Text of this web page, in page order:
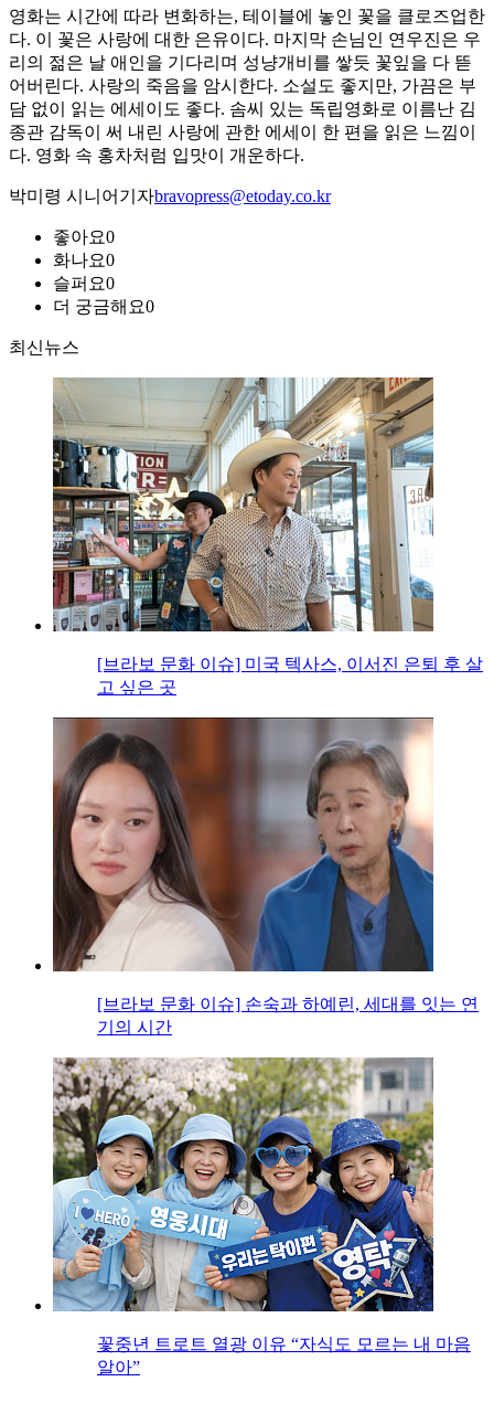
영화는 시간에 따라 변화하는, 테이블에 놓인 꽃을 클로즈업한
다. 이 꽃은 사랑에 대한 은유이다. 마지막 손님인 연우진은 우
리의 젊은 날 애인을 기다리며 성냥개비를 쌓듯 꽃잎을 다 뜯
어버린다. 사랑의 죽음을 암시한다. 소설도 좋지만, 가끔은 부
담 없이 읽는 에세이도 좋다. 솜씨 있는 독립영화로 이름난 김
종관 감독이 써 내린 사랑에 관한 에세이 한 편을 읽은 느낌이
다. 영화 속 홍차처럼 입맛이 개운하다.
박미령 시니어기자bravopress@etoday.co.kr
좋아요0
화나요0
슬퍼요0
더 궁금해요0
최신뉴스
[브라보 문화 이슈] 미국 텍사스, 이서진 은퇴 후 살
고 싶은 곳
[브라보 문화 이슈] 손숙과 하예린, 세대를 잇는 연
기의 시간
꽃중년 트로트 열광 이유 “자식도 모르는 내 마음
알아”